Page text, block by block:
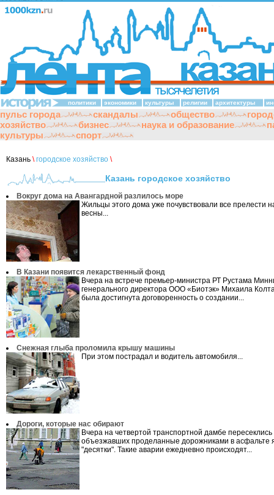
политики экономики культуры религии архитектуры
пульс города скандалы общество
хозяйство
бизнес наука и образование
культуры
спорт
Казань \ городское хозяйство \
Казань городское хозяйство
Вокруг дома на Авангардной разлилось море
Жильцы этого дома уже почувствовали все прелести
весны...
В Казани появится лекарственный фонд
Вчера на встрече премьер-министра РТ Рустама
генерального директора ООО «Биотэк» Михаила
была достигнута договоренность о создании...
Снежная глыба проломила крышу машины
При этом пострадал и водитель автомобиля...
Дороги, которые нас обирают
Вчера на четвертой транспортной дамбе пересеклись
объезжавших проделанные дорожниками в асфальте
"десятки". Такие аварии ежедневно происходят...